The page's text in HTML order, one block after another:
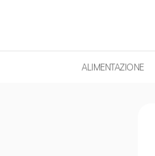
ALIMENTAZIONE